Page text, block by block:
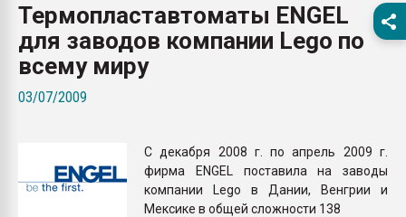
28.07.2026
ситуацией на
Термопластавтоматы ENGEL
для заводов компании Lego по
всему миру
03/07/2009
С декабря 2008 г. по апрель 2009 г.
фирма ENGEL поставила на заводы
компании Lego в Дании, Венгрии и
Мексике в общей сложности 138